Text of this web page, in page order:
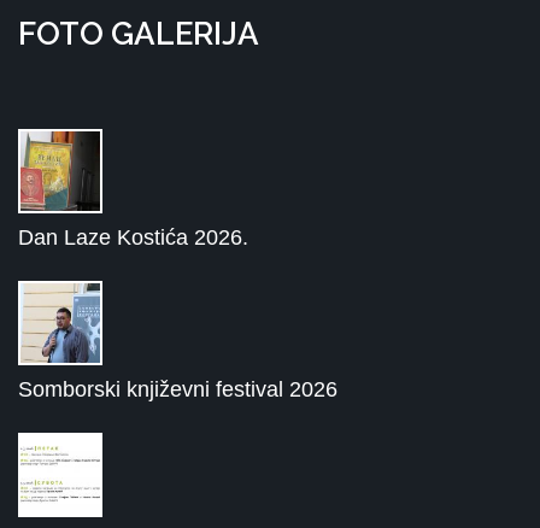
FOTO GALERIJA
Dan Laze Kostića 2026.
Somborski književni festival 2026